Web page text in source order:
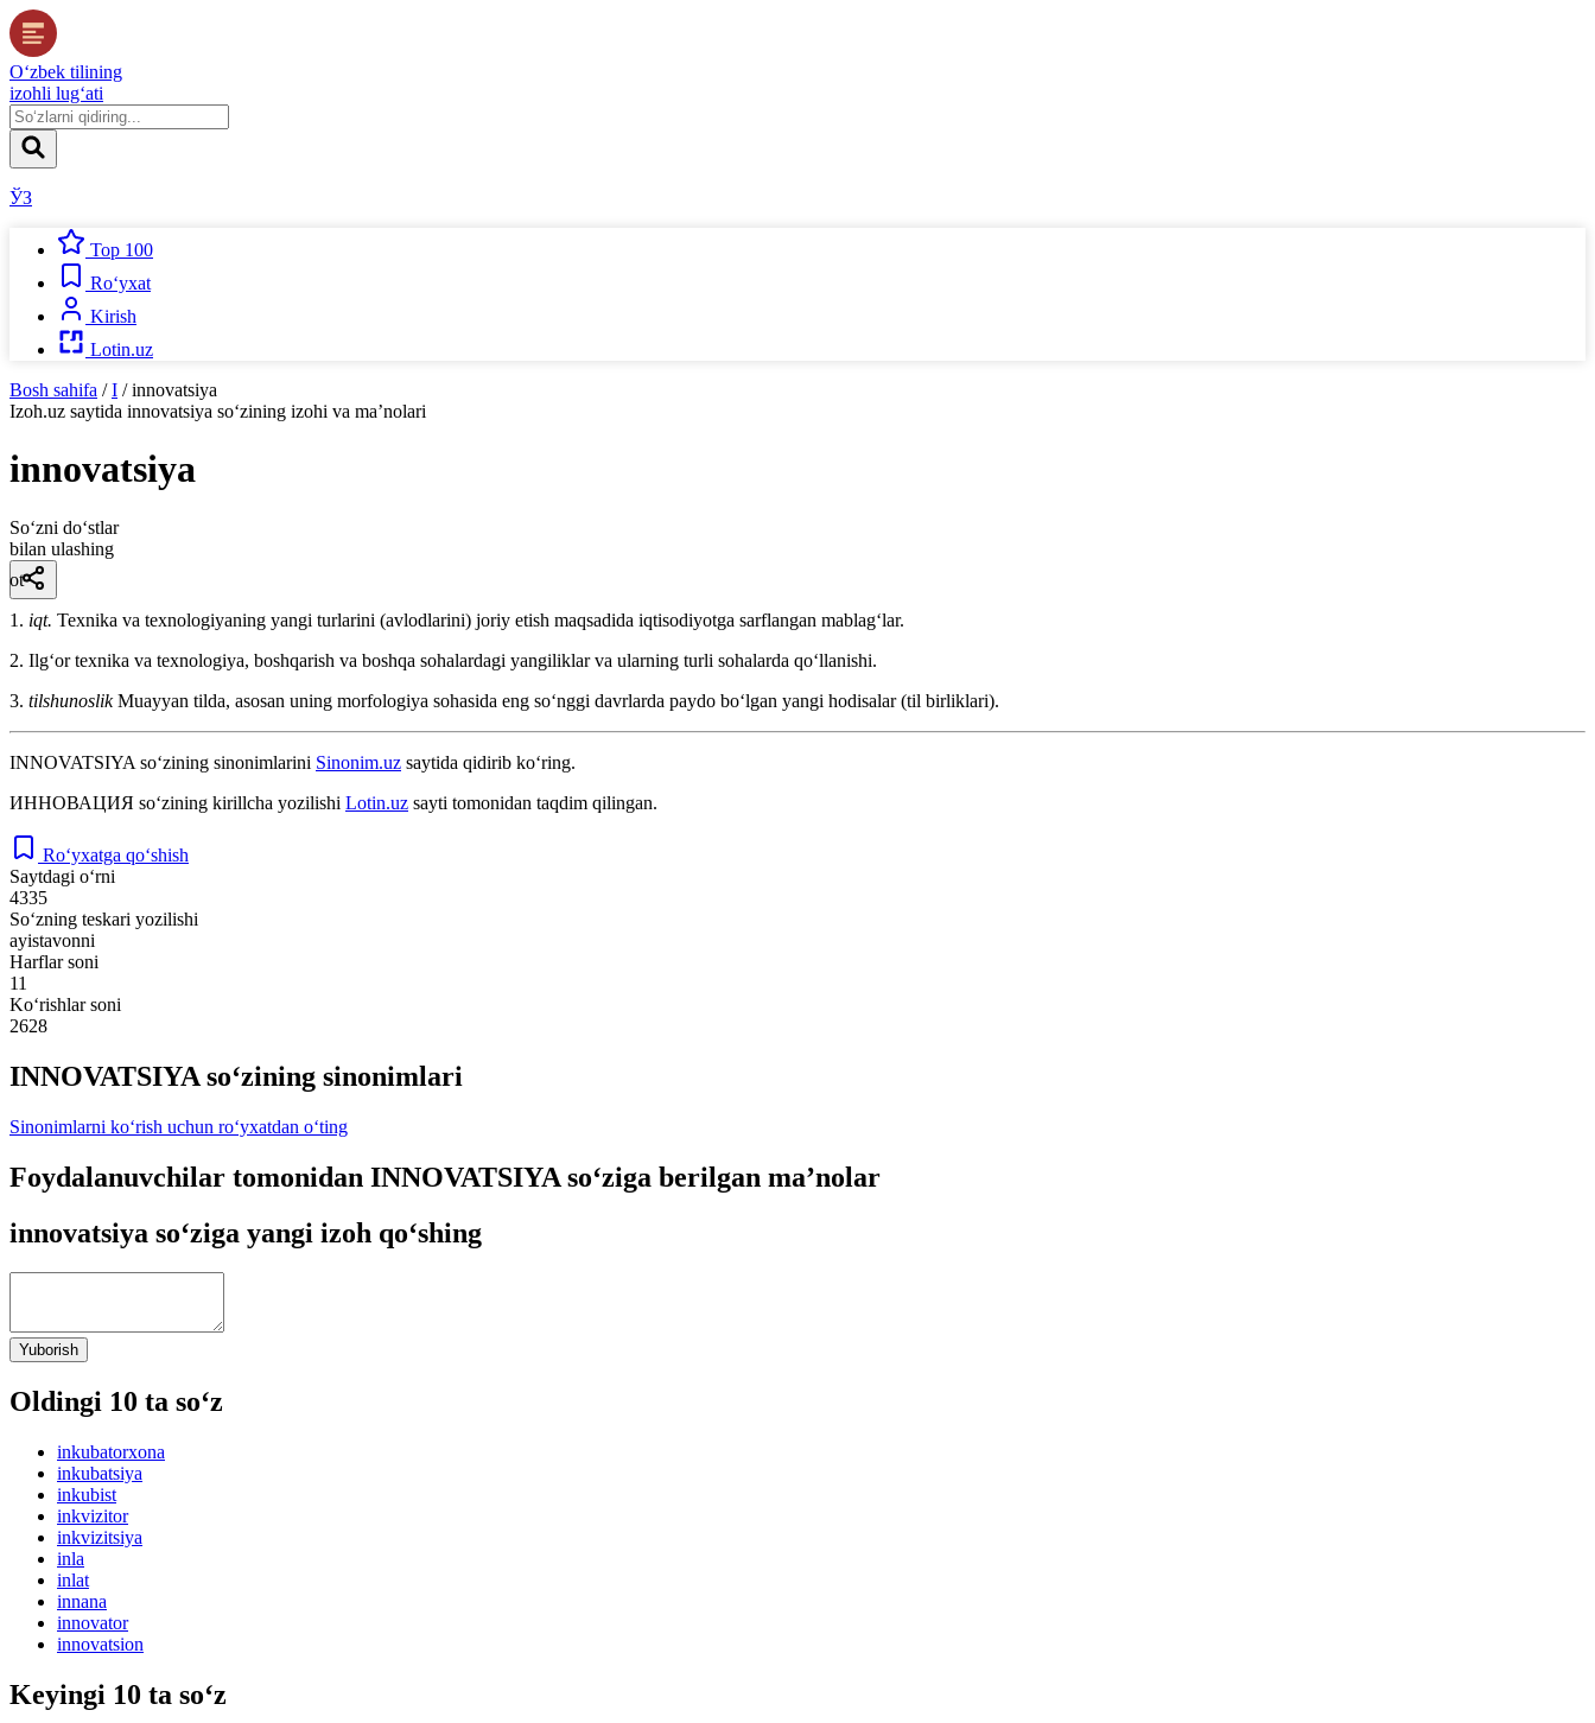
O‘zbek tilining
izohli lug‘ati
ЎЗ
Top 100
Ro‘yxat
Kirish
Lotin.uz
Bosh sahifa / I / innovatsiya
Izoh.uz saytida innovatsiya so‘zining izohi va ma’nolari
innovatsiya
So‘zni do‘stlar
bilan ulashing
ot
1. iqt. Texnika va texnologiyaning yangi turlarini (avlodlarini) joriy etish maqsadida iqtisodiyotga sarflangan mablagʻlar.
2. Ilgʻor texnika va texnologiya, boshqarish va boshqa sohalardagi yangiliklar va ularning turli sohalarda qoʻllanishi.
3. tilshunoslikMuayyan tilda, asosan uning morfologiya sohasida eng soʻnggi davrlarda paydo boʻlgan yangi hodisalar (til birliklari).
INNOVATSIYA so‘zining sinonimlarini Sinonim.uz saytida qidirib ko‘ring.
ИННОВАЦИЯ so‘zining kirillcha yozilishi Lotin.uz sayti tomonidan taqdim qilingan.
Ro‘yxatga qo‘shish
Saytdagi o‘rni
4335
So‘zning teskari yozilishi
ayistavonni
Harflar soni
11
Ko‘rishlar soni
2628
INNOVATSIYA so‘zining sinonimlari
Sinonimlarni ko‘rish uchun ro‘yxatdan o‘ting
Foydalanuvchilar tomonidan INNOVATSIYA so‘ziga berilgan ma’nolar
innovatsiya so‘ziga yangi izoh qo‘shing
Yuborish
Oldingi 10 ta so‘z
inkubatorxona
inkubatsiya
inkubist
inkvizitor
inkvizitsiya
inla
inlat
innana
innovator
innovatsion
Keyingi 10 ta so‘z